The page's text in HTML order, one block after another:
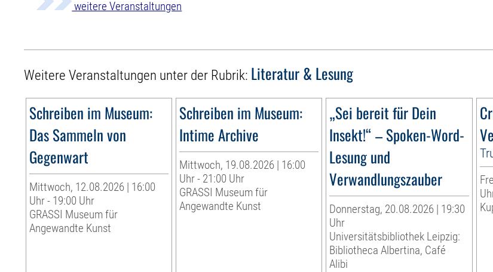
weitere Veranstaltungen
Weitere Veranstaltungen unter der Rubrik: Literatur & Lesung
Schreiben im Museum:
Das Sammeln von
Gegenwart
Mittwoch, 12.08.2026 | 16:00
Uhr - 19:00 Uhr
GRASSI Museum für
Angewandte Kunst
Schreiben im Museum:
Intime Archive
Mittwoch, 19.08.2026 | 16:00
Uhr - 21:00 Uhr
GRASSI Museum für
Angewandte Kunst
„Sei bereit für Dein
Insekt!“ – Spoken-Word-
Lesung und
Verwandlungszauber
Donnerstag, 20.08.2026 | 19:30
Uhr
Universitätsbibliothek Leipzig:
Bibliotheca Albertina, Café
Alibi